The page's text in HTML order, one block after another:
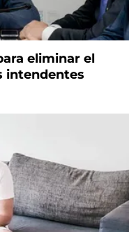
eliminar el
intendentes